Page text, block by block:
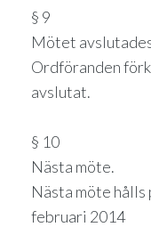
§ 9
Mötet
Ordföranden
avslutat.
§ 10
Nästa möte.
Nästa möte
februari 2014